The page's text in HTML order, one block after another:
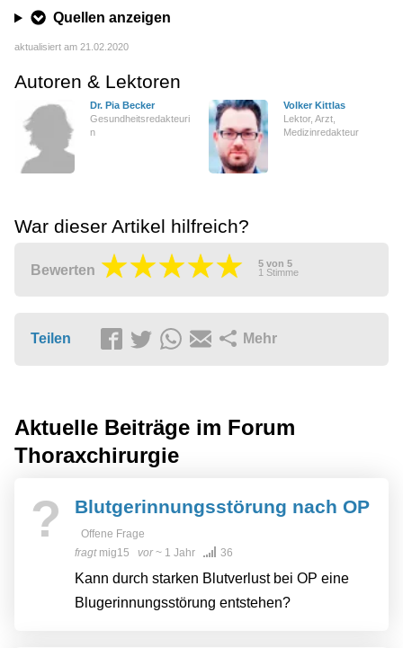
Quellen anzeigen
aktualisiert am 21.02.2020
Autoren & Lektoren
Dr. Pia Becker
Gesundheitsredakteuri
n
Volker Kittlas
Lektor, Arzt,
Medizinredakteur
War dieser Artikel hilfreich?
Bewerten 5 von 5
1 Stimme
Teilen Mehr
Aktuelle Beiträge im Forum
Thoraxchirurgie
? Blutgerinnungsstörung nach OP
Offene Frage
fragt mig15 vor~ 1 Jahr 36
Kann durch starken Blutverlust bei OP eine
Blugerinnungsstörung entstehen?